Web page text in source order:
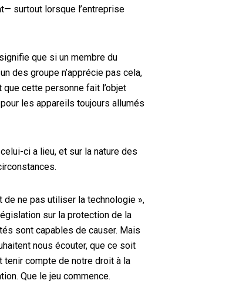
— surtout lorsque l’entreprise
que si un membre du
desgroupe n’apprécie pas cela,
cette personne fait l’objet
les appareils toujours allumés
ci a lieu,et sur la nature des
.
ne pas utiliser la technologie »,
sur la protection de la
sont capables de causer. Mais
nous écouter, que ce soit
tenir compte de notre droit à la
Que le jeu commence.